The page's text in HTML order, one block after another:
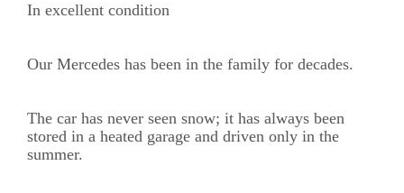
In excellent condition
Our Mercedes has been in the family for decades.
The car has never seen snow; it has always been
stored in a heated garage and driven only in the
summer.